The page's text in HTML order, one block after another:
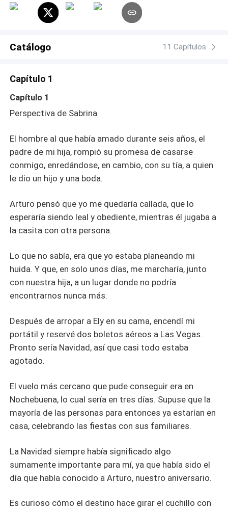
la semana… hasta convertirse en una rutina nocturna.
Durante los casi ocho meses que vivimos en Nueva York,
que finalmente, ella quedó embarazada. Poco después,
sofá junto a mí. Ely, nuestra Ely, «mi» Ely. La hija a la que
—, ¿alguien se va a casar? La abracé y besé su cabello.
—Sí, cariño. Por fin, tu papá va a casarse con el amor de
pasará con nosotras? Sonreí. —Nos vamos a casa,
pequeña —le susurré al oído. Arturo olvidó que yo era
Sabrina Márquez. Las mujeres Márquez no mendigaban
anillos, y, desde luego, no suplicaban amor después de
una traición.
Catálogo 11 Capítulos
Capítulo 1
Capítulo 1
Perspectiva de Sabrina
El hombre al que había amado durante seis años, el
padre de mi hija, rompió su promesa de casarse
conmigo, enredándose, en cambio, con su tía, a quien
le dio un hijo y una boda.
Arturo pensó que yo me quedaría callada, que lo
esperaría siendo leal y obediente, mientras él jugaba a
la casita con otra persona.
Lo que no sabía, era que yo estaba planeando mi
huida. Y que, en solo unos días, me marcharía, junto
con nuestra hija, a un lugar donde no podría
encontrarnos nunca más.
Después de arropar a Ely en su cama, encendí mi
portátil y reservé dos boletos aéreos a Las Vegas.
Pronto sería Navidad, así que casi todo estaba
agotado.
El vuelo más cercano que pude conseguir era en
Nochebuena, lo cual sería en tres días. Supuse que la
mayoría de las personas para entonces ya estarían en
casa, celebrando las fiestas con sus familiares.
La Navidad siempre había significado algo
sumamente importante para mí, ya que había sido el
día que había conocido a Arturo, nuestro aniversario.
Es curioso cómo el destino hace girar el cuchillo con